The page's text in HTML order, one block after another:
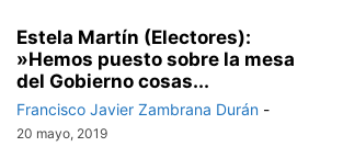
Estela Martín (Electores):
»Hemos puesto sobre la mesa
del Gobierno cosas...
Francisco Javier Zambrana Durán -
20 mayo, 2019